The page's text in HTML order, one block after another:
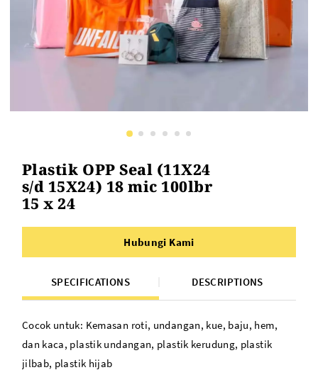
Plastik OPP Seal (11X24
s/d 15X24) 18 mic 100lbr
15 x 24
Hubungi Kami
SPECIFICATIONS DESCRIPTIONS
Cocok untuk: Kemasan roti, undangan, kue, baju, hem,
dan kaca, plastik undangan, plastik kerudung, plastik
jilbab, plastik hijab